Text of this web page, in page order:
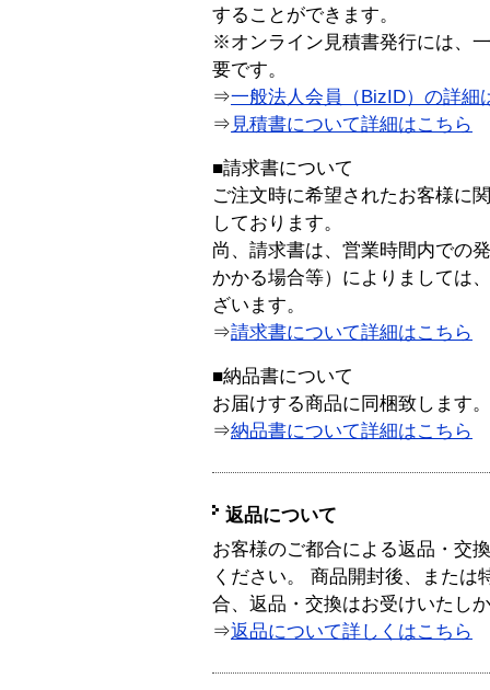
することができます。
※オンライン見積書発行には、
要です。
⇒一般法人会員（BizID）の詳細
⇒ 見積書について詳細はこちら
■請求書について
ご注文時に希望されたお客様に
しております。
尚、請求書は、営業時間内での
かかる場合等）によりましては
ざいます。
⇒請求書について詳細はこちら
■納品書について
お届けする商品に同梱致します。
⇒納品書について詳細はこちら
返品について
お客様のご都合による返品・交
ください。 商品開封後、または
合、返品・交換はお受けいたし
⇒返品について詳しくはこちら